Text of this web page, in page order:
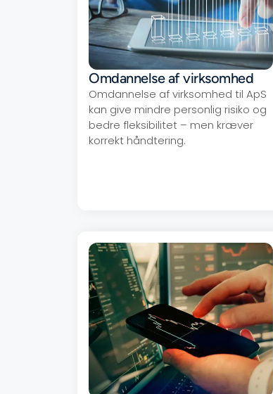
Omdannelse af virksomhed
Omdannelse af virksomhed til ApS
kan give mindre personlig risiko og
bedre fleksibilitet – men kræver
korrekt håndtering.